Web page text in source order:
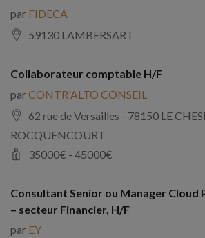
par FIDECA
59130 LAMBERSART
Collaborateur comptable H/F
parCONTR'ALTO CONSEIL
62 rue de Versailles - 78150 LE
ROCQUENCOURT
35000€ - 45000€
Consultant Senior ou Manager Cloud
– secteur Financier, H/F
par EY